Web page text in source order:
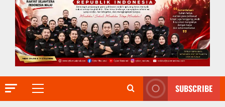
Primary
SUBSCRIBE